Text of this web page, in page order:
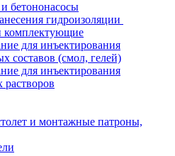
бетононасосы
гидроизоляции
комплектующие
для инъектирования
составов (смол, гелей)
для инъектирования
и монтажные патроны,